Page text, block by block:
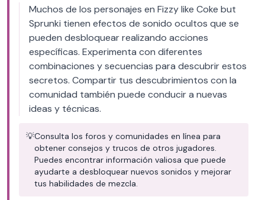
Muchos de los personajes en Fizzy like Coke but
Sprunki tienen efectos de sonido ocultos que se
pueden desbloquear realizando acciones
específicas. Experimenta con diferentes
combinaciones y secuencias para descubrir estos
secretos. Compartir tus descubrimientos con la
comunidad también puede conducir a nuevas
ideas y técnicas.
💡Consulta los foros y comunidades en línea para
obtener consejos y trucos de otros jugadores.
Puedes encontrar información valiosa que puede
ayudarte a desbloquear nuevos sonidos y mejorar
tus habilidades de mezcla.